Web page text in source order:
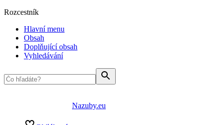
Rozcestník
Hlavní menu
Obsah
Doplňující obsah
Vyhledávání
Nazuby.eu